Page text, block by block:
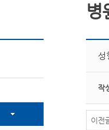
병
성
작
이전